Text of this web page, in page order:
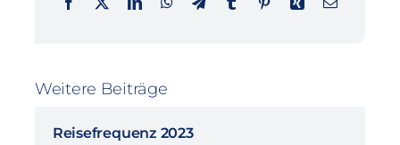
Weitere Beiträge
Reisefrequenz 2023